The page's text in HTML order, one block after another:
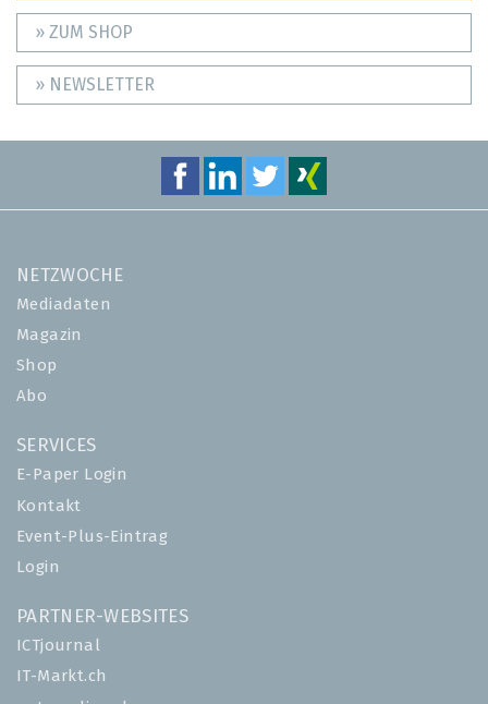
» ZUM SHOP
» NEWSLETTER
NETZWOCHE
Mediadaten
Magazin
Shop
Abo
SERVICES
E-Paper Login
Kontakt
Event-Plus-Eintrag
Login
PARTNER-WEBSITES
ICTjournal
IT-Markt.ch